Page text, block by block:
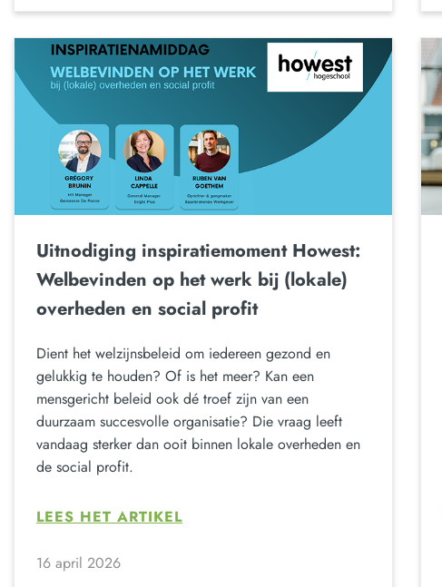
Uitnodiging inspiratiemoment Howest:
Welbevinden op het werk bij (lokale)
overheden en social profit
Dient het welzijnsbeleid om iedereen gezond en
gelukkig te houden? Of is het meer? Kan een
mensgericht beleid ook dé troef zijn van een
duurzaam succesvolle organisatie? Die vraag leeft
vandaag sterker dan ooit binnen lokale overheden en
de social profit.
LEES HET ARTIKEL
16 april 2026